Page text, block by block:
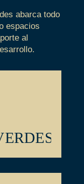
abarca todo
espacios
al